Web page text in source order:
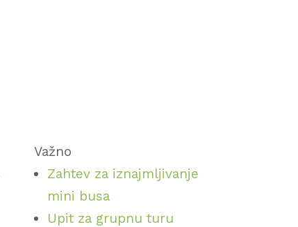
Važno
Zahtev za iznajmljivanje
mini busa
Upit za grupnu turu